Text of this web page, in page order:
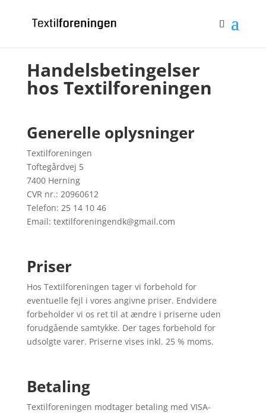
Handelsbetingelser
hos Textilforeningen
Generelle oplysninger
Textilforeningen
Toftegårdvej 5
7400 Herning
CVR nr.: 20960612
Telefon: 25 14 10 46
Email: textilforeningendk@gmail.com
Priser
Hos Textilforeningen tager vi forbehold for
eventuelle fejl i vores angivne priser. Endvidere
forbeholder vi os ret til at ændre i priserne uden
forudgående samtykke. Der tages forbehold for
udsolgte varer. Priserne vises inkl. 25 % moms.
Betaling
Textilforeningen modtager betaling med VISA-